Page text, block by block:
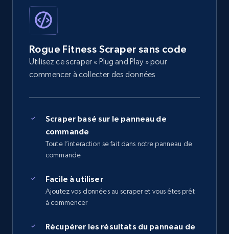
Rogue Fitness Scraper sans code
Utilisez ce scraper « Plug and Play » pour
commencer à collecter des données
Scraper basé sur le panneau de
commande
Toute l’interaction se fait dans notre panneau de
commande
Facile à utiliser
Ajoutez vos données au scraper et vous êtes prêt
à commencer
Récupérer les résultats du panneau de